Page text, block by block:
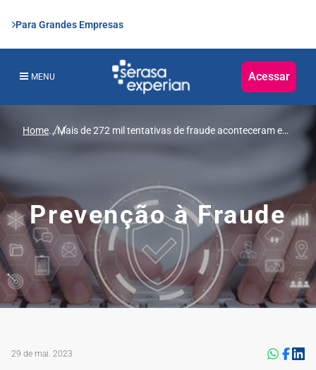
Para Grandes Empresas
MENU Acessar
Home...Mais de 272 mil tentativas de fraude aconteceram em
Prevenção à Fraude
29 de mai. 2023